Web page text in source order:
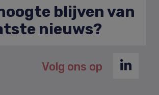
blijven van
nieuws?
Volg ons op